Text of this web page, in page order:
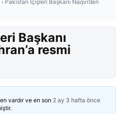
› Pakistan İçişleri Başkanı Naqvi’den
Başkanı
resmi
vardır ve en son 2 ay 3 hafta önce